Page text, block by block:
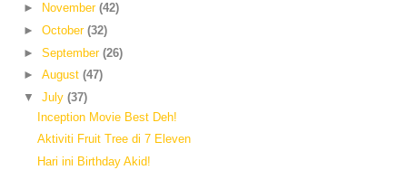
►
November (42)
► October (32)
► September (26)
► August (47)
▼ July (37)
Inception Movie Best Deh!
Aktiviti Fruit Tree di 7 Eleven
Hari ini Birthday Akid!